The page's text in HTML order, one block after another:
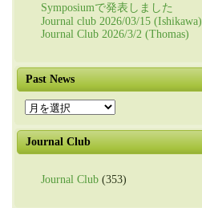
Symposiumで発表しました
Journal club 2026/03/15 (Ishikawa)
Journal Club 2026/3/2 (Thomas)
Past News
Past
News
Journal Club
Journal Club (353)